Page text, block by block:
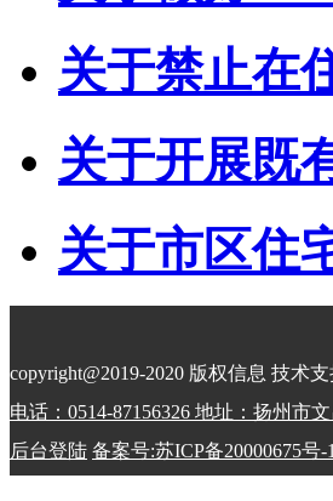
关于禁止在
关于开展既
关于市区住
copyright@2019-2020 版权信息 技术支
电话：0514-87156326 地址：扬州市
后台登陆 备案号:苏ICP备20000675号-